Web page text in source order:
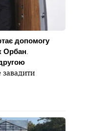
допомогу
Орбан.